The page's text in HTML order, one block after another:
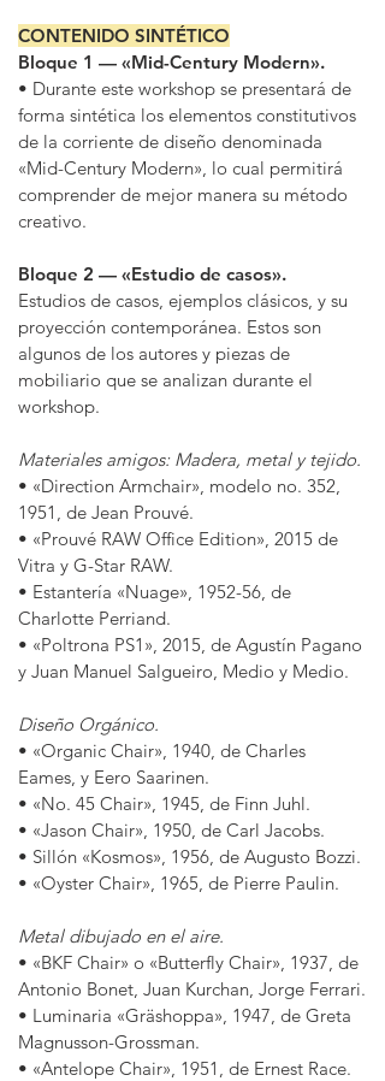
CONTENIDO SINTÉTICO
Bloque 1 — «Mid-Century Modern».
• Durante este workshop se presentará de
forma sintética los elementos constitutivos
de la corriente de diseño denominada
«Mid-Century Modern», lo cual permitirá
comprender de mejor manera su método
creativo.
Bloque 2 — «Estudio de casos».
Estudios de casos, ejemplos clásicos, y su
proyección contemporánea. Estos son
algunos de los autores y piezas de
mobiliario que se analizan durante el
workshop.
Materiales amigos: Madera, metal y tejido.
• «Direction Armchair», modelo no. 352,
1951, de Jean Prouvé.
• «Prouvé RAW Office Edition», 2015 de
Vitra y G-Star RAW.
• Estantería «Nuage», 1952-56, de
Charlotte Perriand.
• «Poltrona PS1», 2015, de Agustín Pagano
y Juan Manuel Salgueiro, Medio y Medio.
Diseño Orgánico.
• «Organic Chair», 1940, de Charles
Eames, y Eero Saarinen.
• «No. 45 Chair», 1945, de Finn Juhl.
• «Jason Chair», 1950, de Carl Jacobs.
• Sillón «Kosmos», 1956, de Augusto Bozzi.
• «Oyster Chair», 1965, de Pierre Paulin.
Metal dibujado en el aire.
• «BKF Chair» o «Butterfly Chair», 1937, de
Antonio Bonet, Juan Kurchan, Jorge Ferrari.
• Luminaria «Gräshoppa», 1947, de Greta
Magnusson-Grossman.
• «Antelope Chair», 1951, de Ernest Race.